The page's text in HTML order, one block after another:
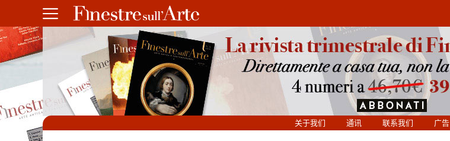
关于我们 通讯 联系我们 广告